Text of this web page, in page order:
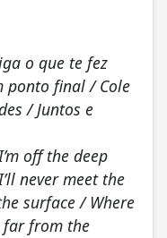
o que te fez
ponto final / Cole
/ Juntos e
off the deep
never meet the
surface / Where
far from the